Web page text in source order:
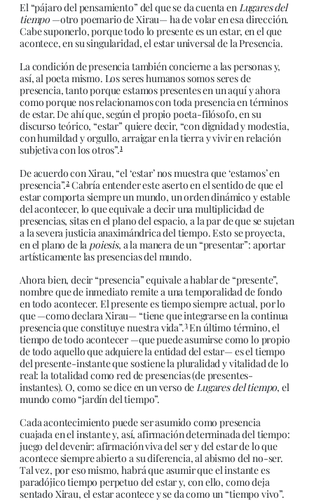
El “pájaro del pensamiento” del que se da cuenta enLugares del
tiempo —otro poemario de Xirau— ha de volar en esa dirección.
Cabe suponerlo, porque todo lo presente es un estar, en el que
acontece, en su singularidad, el estar universal de la Presencia.
La condición de presencia también concierne a las personas y,
así, al poeta mismo. Los seres humanos somos seres de
presencia, tanto porque estamos presentes en un aquí y ahora
como porque nos relacionamos con toda presencia en términos
de estar. De ahí que, según el propio poeta-filósofo, en su
discurso teórico, “estar” quiere decir, “con dignidad y modestia,
con humildad y orgullo, arraigar en la tierra y vivir en relación
subjetiva con los otros”.1
De acuerdo con Xirau, “el ‘estar’ nos muestra que ‘estamos’ en
presencia”.2 Cabría entender este aserto en el sentido de que el
estar comporta siempre un mundo, un orden dinámico y estable
del acontecer, lo que equivale a decir una multiplicidad de
presencias, sitas en el plano del espacio, a la par de que se sujetan
a la severa justicia anaximándrica del tiempo. Esto se proyecta,
en el plano de la poiesis, a la manera de un “presentar”: aportar
artísticamente las presencias del mundo.
Ahora bien, decir “presencia” equivale a hablar de “presente”,
nombre que de inmediato remite a una temporalidad de fondo
en todo acontecer. El presente es tiempo siempre actual, por lo
que —como declara Xirau— “tiene que integrarse en la continua
presencia que constituye nuestra vida”.3En último término, el
tiempo de todo acontecer —que puede asumirse como lo propio
de todo aquello que adquiere la entidad del estar— es el tiempo
del presente-instante que sostiene la pluralidad y vitalidad de lo
real: la totalidad como red de presencias (de presentes-
instantes). O, como se dice en un verso deLugares del tiempo, el
mundo como “jardín del tiempo”.
Cada acontecimiento puede ser asumido como presencia
cuajada en el instante y, así, afirmación determinada del tiempo:
juego del devenir: afirmación viva del ser y del estar de lo que
acontece siempre abierto a su diferencia, al abismo del no-ser.
Tal vez, por eso mismo, habrá que asumir que el instante es
paradójico tiempo perpetuo del estar y, con ello, como deja
sentado Xirau, el estar acontece y se da como un “tiempo vivo”.